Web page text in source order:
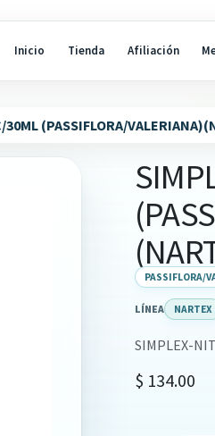
Inicio Tienda Afiliación
(PASSIFLORA/
PASSIFLORA/
LÍNEA NARTEX
SIMPLEX-
$ 134.00